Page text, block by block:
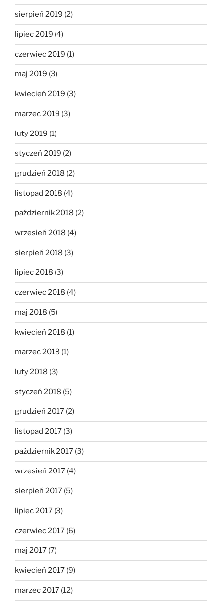
sierpień 2019 (2)
lipiec 2019 (4)
czerwiec 2019 (1)
maj 2019 (3)
kwiecień 2019 (3)
marzec 2019 (3)
luty 2019 (1)
styczeń 2019 (2)
grudzień 2018 (2)
listopad 2018 (4)
październik 2018 (2)
wrzesień 2018 (4)
sierpień 2018 (3)
lipiec 2018 (3)
czerwiec 2018 (4)
maj 2018 (5)
kwiecień 2018 (1)
marzec 2018 (1)
luty 2018 (3)
styczeń 2018 (5)
grudzień 2017 (2)
listopad 2017 (3)
październik 2017 (3)
wrzesień 2017 (4)
sierpień 2017 (5)
lipiec 2017 (3)
czerwiec 2017 (6)
maj 2017 (7)
kwiecień 2017 (9)
marzec 2017 (12)